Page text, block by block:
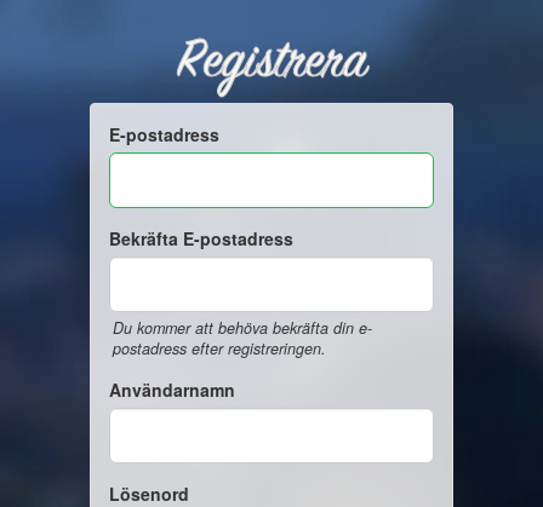
Registrera
E-postadress
Bekräfta E-postadress
Du kommer att behöva bekräfta din e-
postadress efter registreringen.
Användarnamn
Lösenord